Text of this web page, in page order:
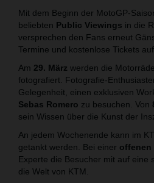
Mit dem Beginn der MotoGP-
beliebten Public Viewings in die
versprechen den Fans erneut
Termine und kostenlose Tickets auf
Am 29. März werden die
fotografiert. Fotografie-
Gelegenheit, einen exklusiven
Sebas Romero zu besuchen. Von
sein Wissen über die Kunst der
An jedem Wochenende kann im
getankt werden. Bei einer offenen
Experte die Besucher mit auf eine
die Welt von KTM.